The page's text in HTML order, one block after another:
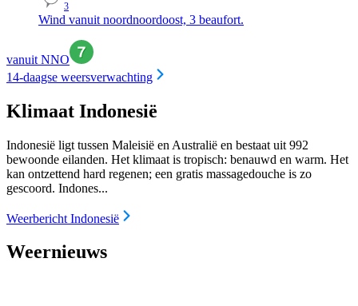
3
Wind vanuit noordnoordoost, 3 beaufort.
vanuit NNO
14-daagse weersverwachting
Klimaat Indonesië
Indonesië ligt tussen Maleisië en Australië en bestaat uit 992
bewoonde eilanden. Het klimaat is tropisch: benauwd en warm. Het
kan ontzettend hard regenen; een gratis massagedouche is zo
gescoord. Indones...
Weerbericht Indonesië
Weernieuws